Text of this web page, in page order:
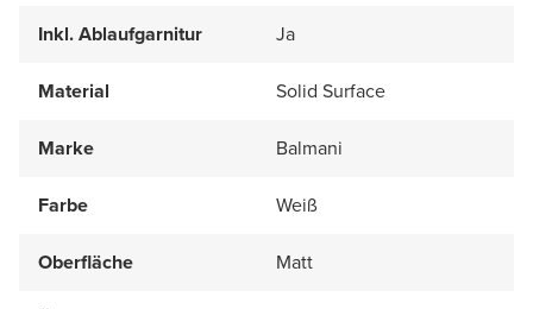
Inkl. Ablaufgarnitur Ja
Material Solid Surface
Marke Balmani
Farbe Weiß
Oberfläche Matt